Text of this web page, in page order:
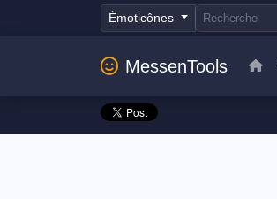
Émoticônes
MessenTools